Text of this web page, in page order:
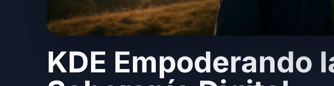
KDE Empoderando